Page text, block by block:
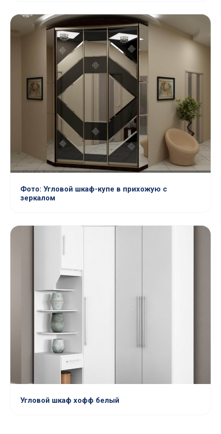
Фото: Угловой шкаф-купе в прихожую с
зеркалом
Угловой шкаф хофф белый